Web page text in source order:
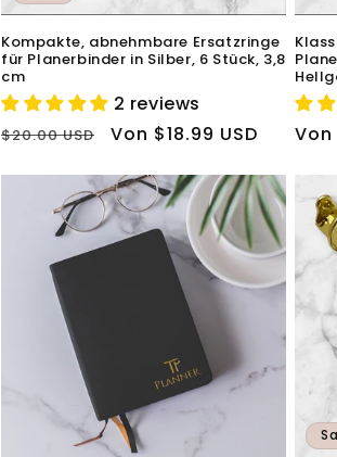
Kompakte, abnehmbare Ersatzringe
für Planerbinder in Silber, 6 Stück, 3,8
cm
2 reviews
Normaler
$20.00 USD Verkaufspreis
Von $18.99 USD Von